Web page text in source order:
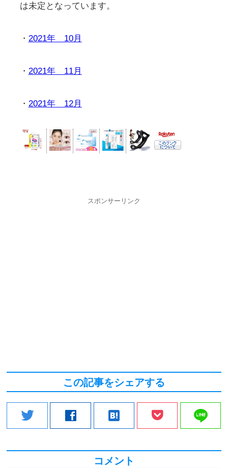
は未定となっています。
・ 2021年 10月
・ 2021年 11月
・ 2021年 12月
スポンサーリンク
この記事をシェアする
twitter facebook hatenabookmark line
コメント